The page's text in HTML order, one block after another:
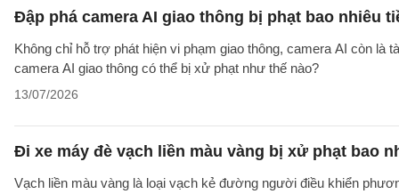
Đập phá camera AI giao thông bị phạt bao nhiêu
Không chỉ hỗ trợ phát hiện vi phạm giao thông, camera AI còn
camera AI giao thông có thể bị xử phạt như thế nào?
13/07/2026
Đi xe máy đè vạch liền màu vàng bị xử phạt bao
Vạch liền màu vàng là loại vạch kẻ đường người điều khiển